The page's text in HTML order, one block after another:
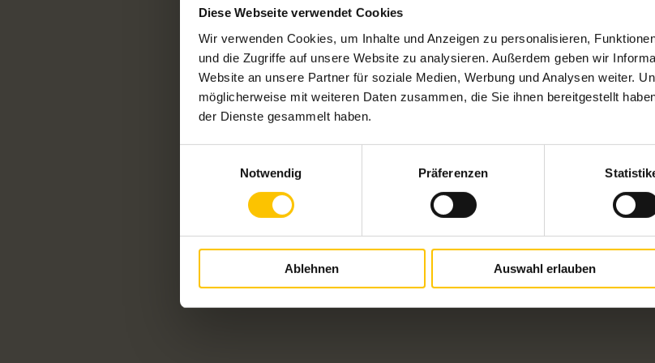
Diese Webseite verwendet Cookies
Wir verwenden Cookies, um Inhalte und Anzeigen zu personalisieren,
und die Zugriffe auf unsere Website zu analysieren. Außerdem geben wir
Website an unsere Partner für soziale Medien, Werbung und Analysen weiter.
möglicherweise mit weiteren Daten zusammen, die Sie ihnen bereitgestellt
der Dienste gesammelt haben.
Notwendig
Präferenzen
Ablehnen Auswahl erlauben